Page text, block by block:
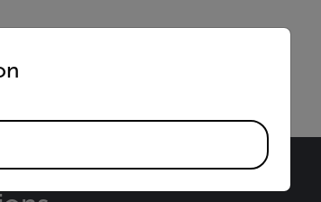
access the appropriate version of our website.